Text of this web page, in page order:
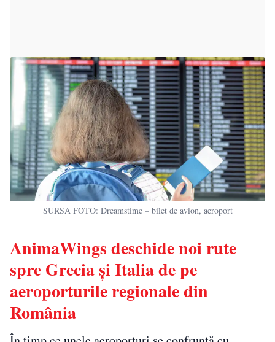
SURSA FOTO: Dreamstime – bilet de avion, aeroport
AnimaWings deschide noi rute
spre Grecia și Italia de pe
aeroporturile regionale din
România